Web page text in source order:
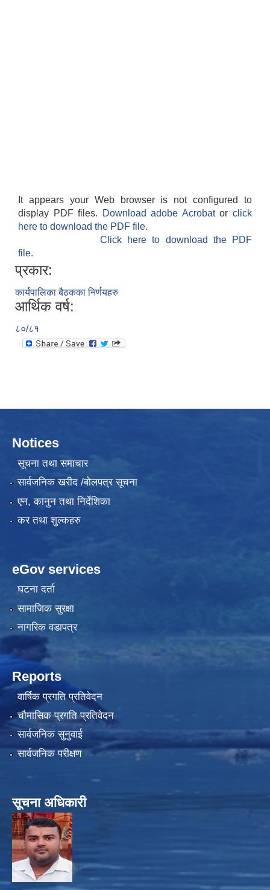
It appears your Web browser is not configured to
display PDF files.
Download adobe Acrobatorclick
here to download the PDF file.
Click here to download the PDF
file.
प्रकार:
कार्यपालिका बैठकका निर्णयहरु
आर्थिक वर्ष:
८०/८१
Notices
सूचना तथा समाचार
सार्वजनिक खरीद /बोलपत्र सूचना
एन, कानुन तथा निर्देशिका
कर तथा शुल्कहरु
eGov services
घटना दर्ता
सामाजिक सुरक्षा
नागरिक वडापत्र
Reports
वार्षिक प्रगति प्रतिवेदन
चौमासिक प्रगति प्रतिवेदन
सार्वजनिक सुनुवाई
सार्वजनिक परीक्षण
सूचना अधिकारी